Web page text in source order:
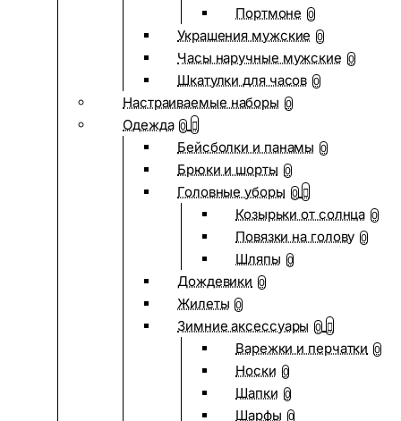
Портмоне 0
Украшения мужские 0
Часы наручные мужские 0
Шкатулки для часов 0
Настраиваемые наборы 0
Одежда 0
Бейсболки и панамы 0
Брюки и шорты 0
Головные уборы 0
Козырьки от солнца 0
Повязки на голову 0
Шляпы 0
Дождевики 0
Жилеты 0
Зимние аксессуары 0
Варежки и перчатки 0
Носки 0
Шапки 0
Шарфы 0